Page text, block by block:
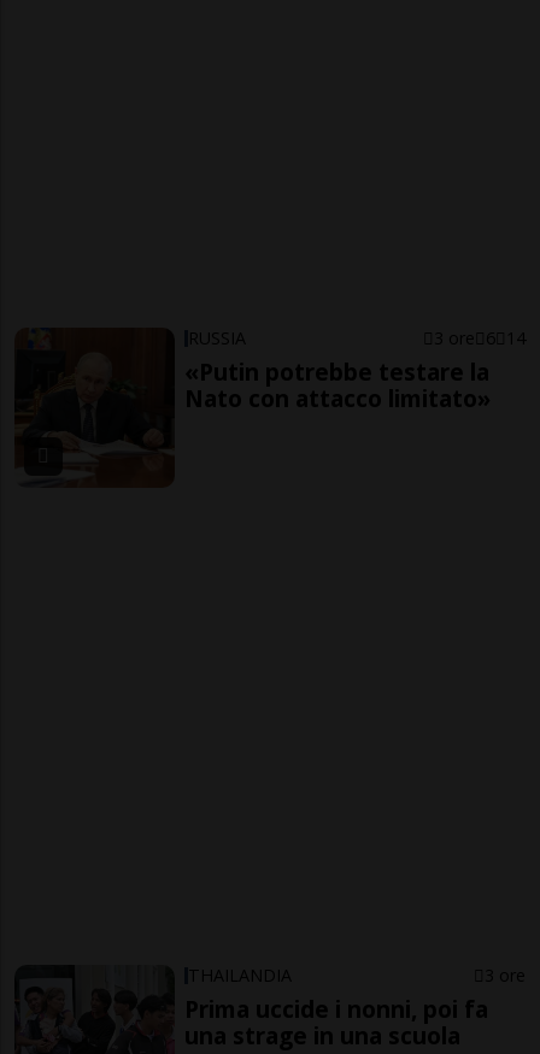
RUSSIA 3 ore 6 14
«Putin potrebbe testare la
Nato con attacco limitato»
THAILANDIA 3 ore
Prima uccide i nonni, poi fa
una strage in una scuola